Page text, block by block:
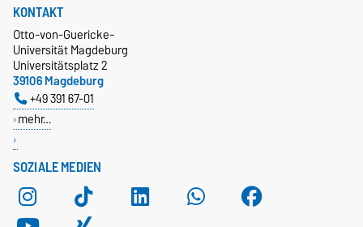
SOZIALE MEDIEN
KONTAKT
Otto-von-Guericke-
Universität Magdeburg
Universitätsplatz 2
39106 Magdeburg
+49 391 67-01
mehr…